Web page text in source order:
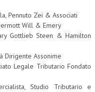
Pennuto Zei & Associati
Will & Emery
Gottlieb Steen & Hamilton
Dirigente Assonime
Legale Tributario Fondato
Studio Tributario e